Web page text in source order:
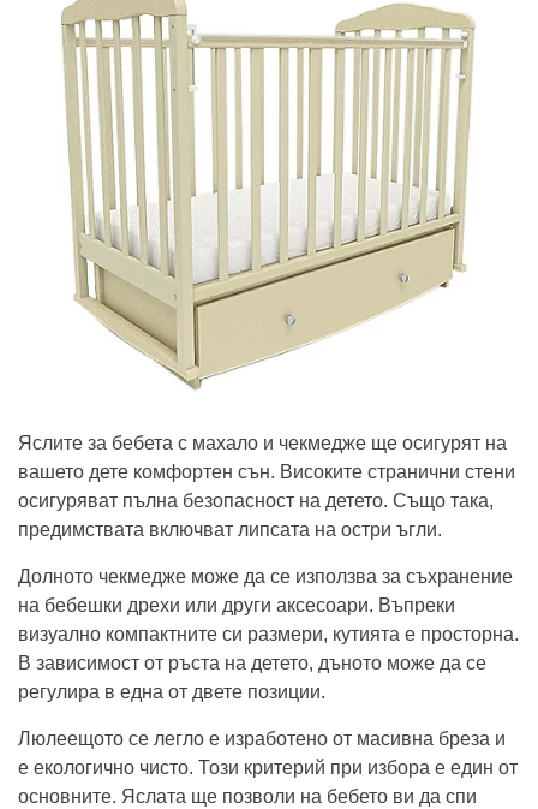
Яслите за бебета с махало и чекмедже ще осигурят на
вашето дете комфортен сън. Високите странични стени
осигуряват пълна безопасност на детето. Също така,
предимствата включват липсата на остри ъгли.
Долното чекмедже може да се използва за съхранение
на бебешки дрехи или други аксесоари. Въпреки
визуално компактните си размери, кутията е просторна.
В зависимост от ръста на детето, дъното може да се
регулира в една от двете позиции.
Люлеещото се легло е изработено от масивна бреза и
е екологично чисто. Този критерий при избора е един от
основните. Яслата ще позволи на бебето ви да спи